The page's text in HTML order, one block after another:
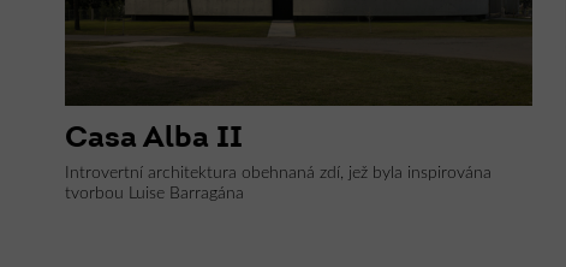
Casa Alba II
Introvertní architektura obehnaná zdí, jež byla inspirována
tvorbou Luise Barragána